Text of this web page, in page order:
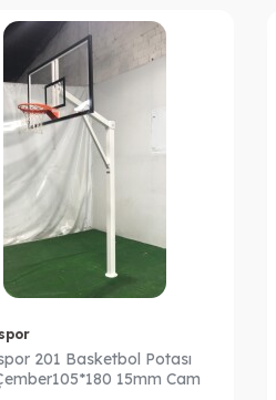
201 Basketbol Potası
15mm Cam